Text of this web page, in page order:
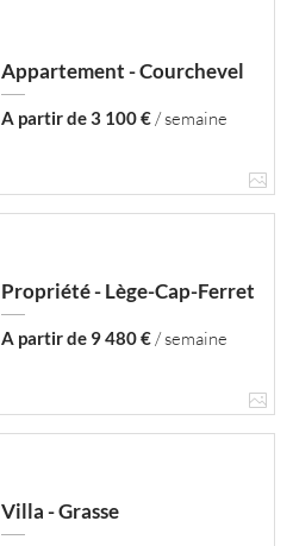
Appartement - Courchevel
A partir de 3 100 €/ semaine
Propriété - Lège-Cap-Ferret
A partir de 9 480 €/ semaine
Villa - Grasse